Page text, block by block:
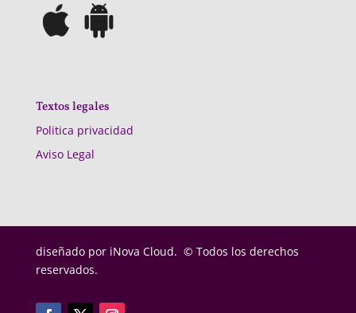
Textos legales
Politica privacidad
Aviso Legal
diseñado por iNova Cloud. © Todos los derechos
reservados.